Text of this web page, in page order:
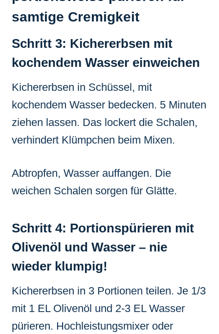
samtige Cremigkeit
Schritt 3: Kichererbsen mit
kochendem Wasser einweichen
Kichererbsen in Schüssel, mit
kochendem Wasser bedecken. 5 Minuten
ziehen lassen. Das lockert die Schalen,
verhindert Klümpchen beim Mixen.
Abtropfen, Wasser auffangen. Die
weichen Schalen sorgen für Glätte.
Schritt 4: Portionspürieren mit
Olivenöl und Wasser – nie
wieder klumpig!
Kichererbsen in 3 Portionen teilen. Je 1/3
mit 1 EL Olivenöl und 2-3 EL Wasser
pürieren. Hochleistungsmixer oder